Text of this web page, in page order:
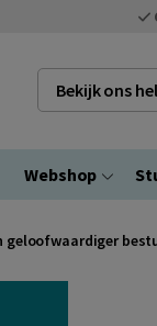
Bekijk ons
Webshop
geloofwaardiger